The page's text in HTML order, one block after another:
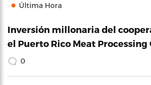
Última Hora
Inversión millonaria del
el Puerto Rico Meat Processing
0